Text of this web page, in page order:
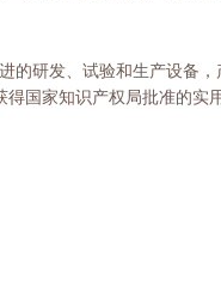
的研发、试验和生产设备，
国家知识产权局批准的实